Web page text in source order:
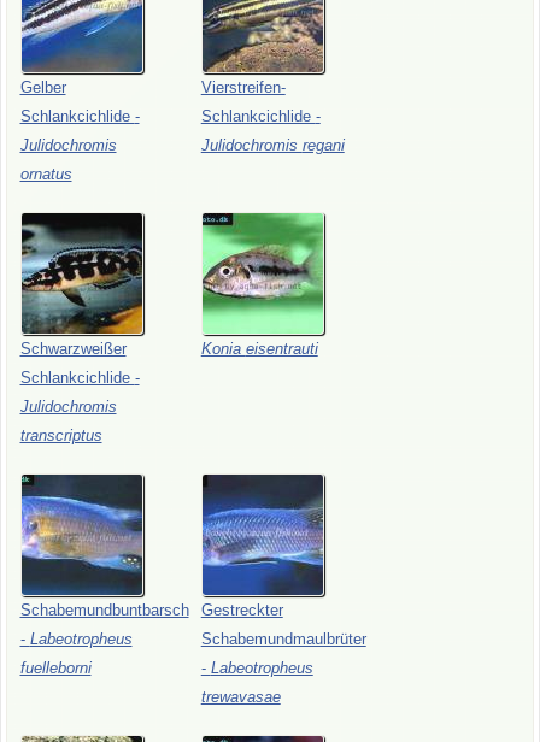
Gelber
Schlankcichlide -
Julidochromis
ornatus
Vierstreifen-
Schlankcichlide -
Julidochromis regani
Schwarzweißer
Schlankcichlide -
Julidochromis
transcriptus
Konia eisentrauti
Schabemundbuntbarsch
- Labeotropheus
fuelleborni
Gestreckter
Schabemundmaulbrüter
- Labeotropheus
trewavasae